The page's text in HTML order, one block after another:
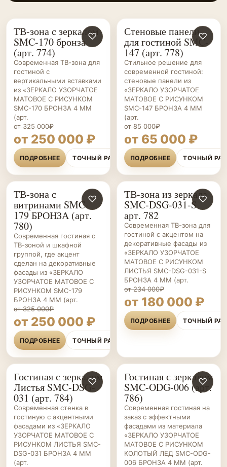
ГОСТИНЫЕ НА ЗАКАЗ
♡
ТВ-зона с зеркалом
SMC-170 бронза
(арт. 774)
Современная ТВ-зона для
гостиной с
вертикальными вставками
из «ЗЕРКАЛО УЗОРЧАТОЕ
МАТОВОЕ С РИСУНКОМ
SMC-170 БРОНЗА 4 ММ
(арт.
от 325 000₽
от 250 000 ₽
ПОДРОБНЕЕ ТОЧНЫЙ РАСЧЁТ
ГОСТИНЫЕ НА ЗАКАЗ
♡
Стеновые панели
для гостиной SMC-
147 (арт. 778)
Стильное решение для
современной гостиной:
стеновые панели из
«ЗЕРКАЛО УЗОРЧАТОЕ
МАТОВОЕ С РИСУНКОМ
SMC-147 БРОНЗА 4 ММ
(арт.
от 85 000₽
от 65 000 ₽
ПОДРОБНЕЕ ТОЧНЫЙ
ГОСТИНЫЕ НА ЗАКАЗ
♡
ТВ-зона с
витринами SMC-
179 БРОНЗА (арт.
780)
Современная гостиная с
ТВ-зоной и шкафной
группой, где акцент
сделан на декоративные
фасады из «ЗЕРКАЛО
УЗОРЧАТОЕ МАТОВОЕ С
РИСУНКОМ SMC-179
БРОНЗА 4 ММ (арт.
от 325 000₽
от 250 000 ₽
ПОДРОБНЕЕ ТОЧНЫЙ РАСЧЁТ
ГОСТИНЫЕ НА ЗАКАЗ
♡
ТВ-зона из зеркала
SMC-DSG-031-S
арт. 782
Современная ТВ-зона для
гостиной с акцентом на
декоративные фасады из
«ЗЕРКАЛО УЗОРЧАТОЕ
МАТОВОЕ С РИСУНКОМ
ЛИСТЬЯ SMC-DSG-031-S
БРОНЗА 4 ММ (арт.
от 234 000₽
от 180 000 ₽
ПОДРОБНЕЕ ТОЧНЫЙ
ГОСТИНЫЕ НА ЗАКАЗ
♡
Гостиная с зеркалом
Листья SMC-DSG-
031 (арт. 784)
Современная стенка в
гостиную с акцентными
фасадами из «ЗЕРКАЛО
УЗОРЧАТОЕ МАТОВОЕ С
РИСУНКОМ ЛИСТЬЯ SMC-
DSG-031 БРОНЗА 4 ММ
(арт.
ГОСТИНЫЕ НА ЗАКАЗ
♡
Гостиная с зеркалом
SMC-ODG-006 (арт.
786)
Современная гостиная на
заказ с эффектными
фасадами из материала
«ЗЕРКАЛО УЗОРЧАТОЕ
МАТОВОЕ С РИСУНКОМ
КОЛОТЫЙ ЛЕД SMC-ODG-
006 БРОНЗА 4 ММ (арт.